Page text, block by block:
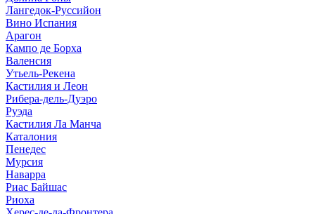
Лангедок-Руссийон
Вино Испания
Арагон
Кампо де Борха
Валенсия
Утьель-Рекена
Кастилия и Леон
Рибера-дель-Дуэро
Руэда
Кастилия Ла Манча
Каталония
Пенедес
Мурсия
Наварра
Риас Байшас
Риоха